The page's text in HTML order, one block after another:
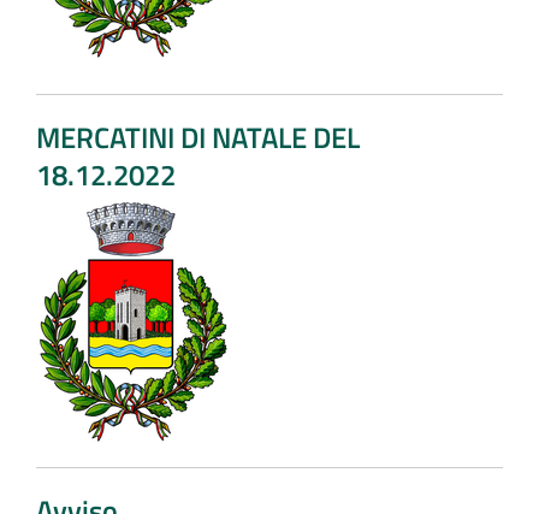
MERCATINI DI NATALE DEL
18.12.2022